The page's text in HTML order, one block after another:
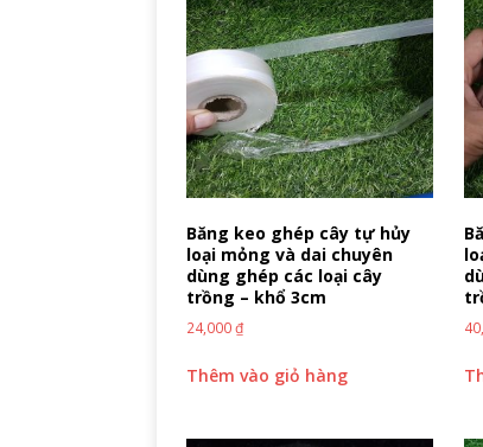
Băng keo ghép cây tự hủy
loại mỏng và dai chuyên
dùng ghép các loại cây
trồng – khổ 3cm
24,000₫
Thêm vào giỏ hàng